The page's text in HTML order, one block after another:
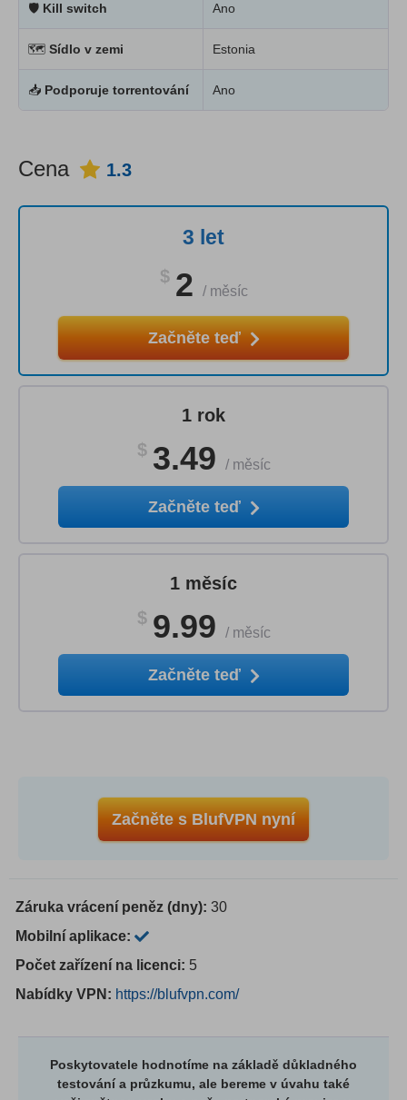
🛡 Kill switch Ano
🗺 Sídlo v zemi Estonia
📥 Podporuje torrentování Ano
Cena 1.3
3 let
$ 2 / měsíc
Začněte teď
1 rok
$ 3.49 / měsíc
Začněte teď
1 měsíc
$ 9.99 / měsíc
Začněte teď
Začněte s BlufVPN nyní
Záruka vrácení peněz (dny): 30
Mobilní aplikace:
Počet zařízení na licenci: 5
Nabídky VPN: https://blufvpn.com/
Poskytovatele hodnotíme na základě důkladného
testování a průzkumu, ale bereme v úvahu také